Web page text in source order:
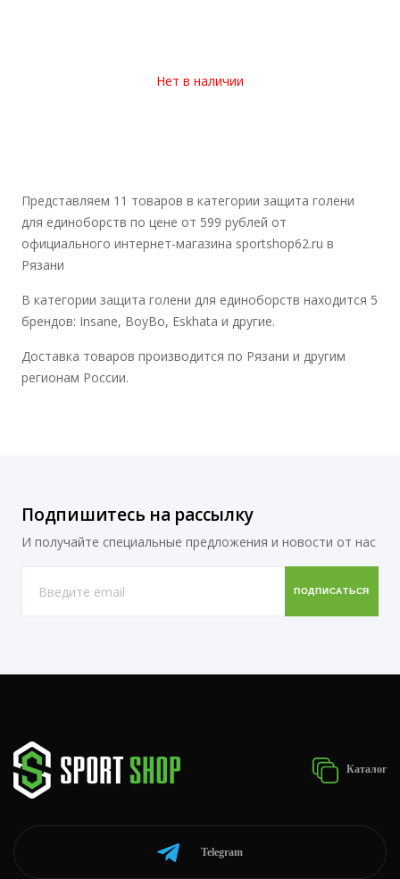
Нет в наличии
Представляем 11 товаров в категории защита голени
для единоборств по цене от 599 рублей от
официального интернет-магазина sportshop62.ru в
Рязани
В категории защита голени для единоборств находится 5
брендов: Insane, BoyBo, Eskhata и другие.
Доставка товаров производится по Рязани и другим
регионам России.
Подпишитесь на рассылку
И получайте специальные предложения и новости от нас
Каталог
Telegram